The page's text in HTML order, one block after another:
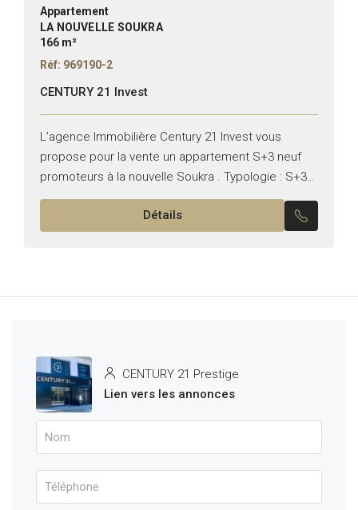
Appartement
LA NOUVELLE SOUKRA
166 m²
Réf: 969190-2
CENTURY 21 Invest
L’agence Immobilière Century 21 Invest vous
propose pour la vente un appartement S+3 neuf
promoteurs à la nouvelle Soukra . Typologie : S+3
Superficie : 166 m² Il se compose de :...
Détails
CENTURY 21 Prestige
Lien vers les annonces